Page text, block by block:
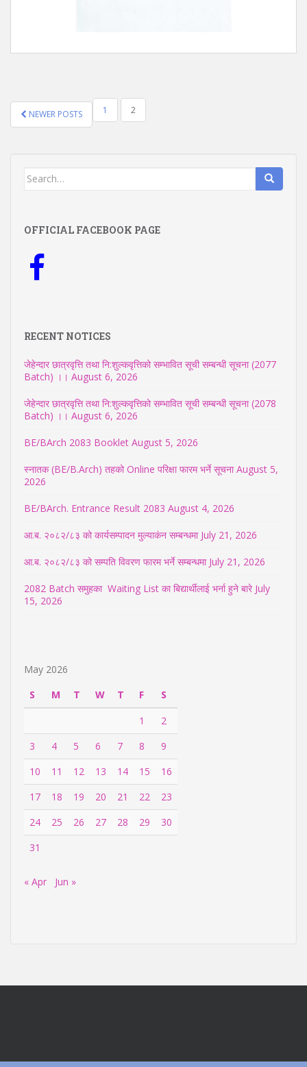
POSTS
NAVIGATION
NEWER POSTS 1 2
Search
OFFICIAL FACEBOOK PAGE
RECENT NOTICES
जेहेन्दार छात्रवृत्ति तथा नि:शुल्कवृत्तिको सम्भावित सूची सम्बन्धी सूचना (2077
Batch) ।। August 6, 2026
जेहेन्दार छात्रवृत्ति तथा नि:शुल्कवृत्तिको सम्भावित सूची सम्बन्धी सूचना (2078
Batch) ।। August 6, 2026
BE/BArch 2083 Booklet August 5, 2026
स्नातक (BE/B.Arch) तहको Online परिक्षा फारम भर्ने सूचना August 5,
2026
BE/BArch. Entrance Result 2083 August 4, 2026
आ.ब. २०८२/८३ को कार्यसम्पादन मुल्याकंन सम्बन्धमा July 21, 2026
आ.ब. २०८२/८३ को सम्पति विवरण फारम भर्ने सम्बन्धमा July 21, 2026
2082 Batch समुहका Waiting List का बिद्यार्थीलाई भर्ना हुने बारे July
15, 2026
May 2026
S
M T W T F
S
1
2
3
4 5 6 7 8
9
10
11 12 13 14 15
16
17
18 19 20 21 22
23
24
25 26 27 28 29
30
31
« Apr Jun »